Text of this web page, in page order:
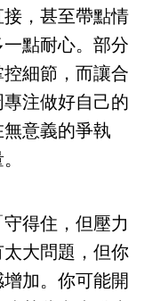
，甚至帶點情
點耐心。部分
細節，而讓合
注做好自己的
意義的爭執
得住，但壓力
大問題，但你
加。你可能開